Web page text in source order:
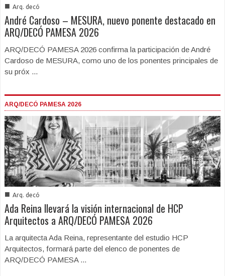
■ Arq. decó
André Cardoso – MESURA, nuevo ponente destacado en
ARQ/DECÓ PAMESA 2026
ARQ/DECÓ PAMESA 2026 confirma la participación de André
Cardoso de MESURA, como uno de los ponentes principales de
su próx ...
ARQ/DECÓ PAMESA 2026
■ Arq. decó
Ada Reina llevará la visión internacional de HCP
Arquitectos a ARQ/DECÓ PAMESA 2026
La arquitecta Ada Reina, representante del estudio HCP
Arquitectos, formará parte del elenco de ponentes de
ARQ/DECÓ PAMESA ...